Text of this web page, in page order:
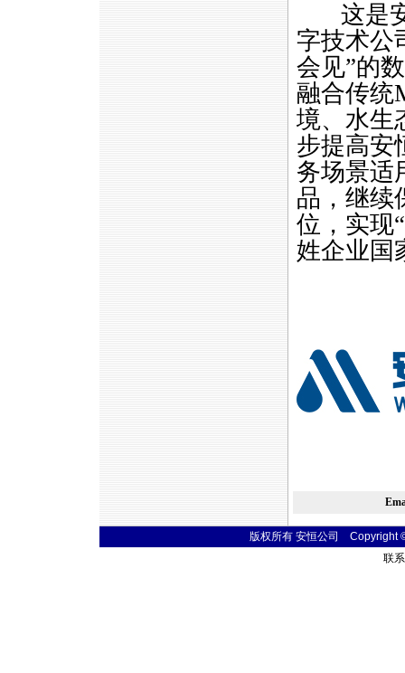
这是安
字技术公
会见”的
融合传统
境、水生
步提高安
务场景适
品，继续
位，实现
姓企业国
版权所有 安恒公司 Copyright
联